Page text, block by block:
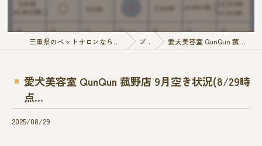
三重県のペットサロンなら愛犬出張トリミング E-QunQun ブログ 愛犬美容室 QunQun 菰野店 9月空き状況(8/29時点...
愛犬美容室 QunQun 菰野店 9月空き状況(8/29時
点...
2025/08/29